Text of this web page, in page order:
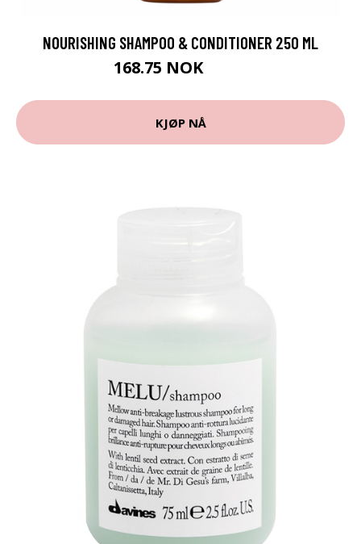
NOURISHING SHAMPOO & CONDITIONER 250 ML
168.75 NOK
KJØP NÅ